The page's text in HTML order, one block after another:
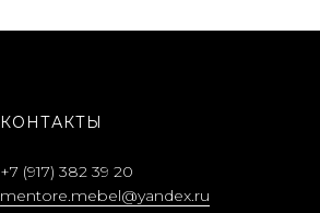
mentore.mebel@yandex.ru
+7 (917) 382 39 20
КОНТАКТЫ